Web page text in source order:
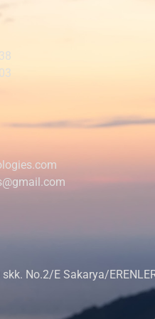
No.2/E Sakarya/